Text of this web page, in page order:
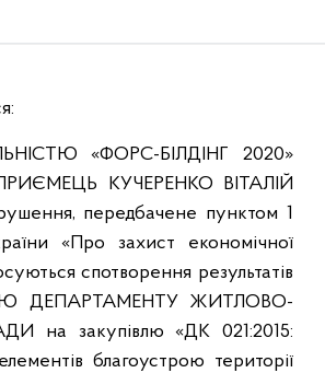
«ФОРС-БІЛДІНГ 2020»
КУЧЕРЕНКО ВІТАЛІЙ
передбачене пунктом 1
«Про захист економічної
спотворення результатів
ДЕПАРТАМЕНТУ ЖИТЛОВО-
на закупівлю «ДК 021:2015:
благоустрою території